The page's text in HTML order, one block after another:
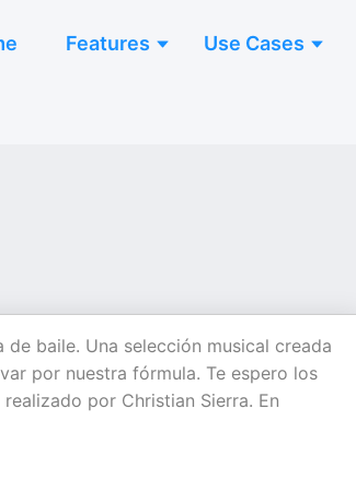
Features Use Cases
baile. Una selección musical creada
por nuestra fórmula. Te espero los
por Christian Sierra. En